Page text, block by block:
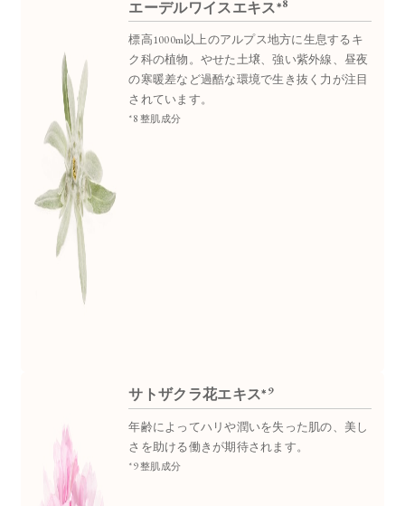
エーデルワイスエキス*8
標高1000m以上のアルプス地方に生息するキ
ク科の植物。やせた土壌、強い紫外線、昼夜
の寒暖差など過酷な環境で生き抜く力が注目
されています。
*8 整肌成分
サトザクラ花エキス*9
年齢によってハリや潤いを失った肌の、美し
さを助ける働きが期待されます。
*9 整肌成分